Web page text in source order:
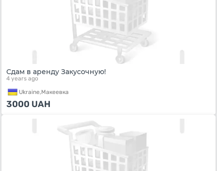
Сдам в аренду Закусочную!
4 years ago
Ukraine,Макеевка
3000 UAH